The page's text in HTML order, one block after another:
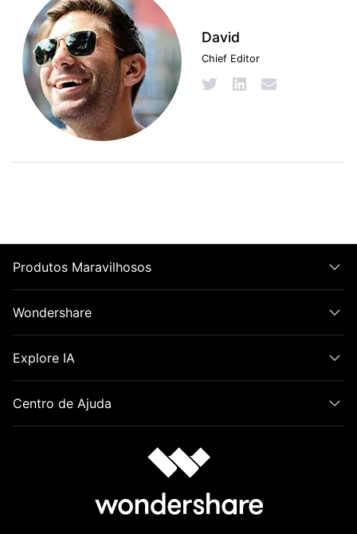
David
Chief Editor
Produtos Maravilhosos
Wondershare
Explore IA
Centro de Ajuda